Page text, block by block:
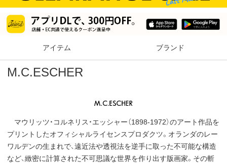
アイテム ブランド
M.C.ESCHER
マウリッツ・コルネリス・エッシャー（1898-1972）のアート作品を
プリントしたオフィシャルライセンスプロダクツ。オランダのレー
ワルデンの生まれで、遠近法や透視法を逆手に取った不可能な構造
など、緻密に計算された不可思議な世界を作り出す版画家。その斬